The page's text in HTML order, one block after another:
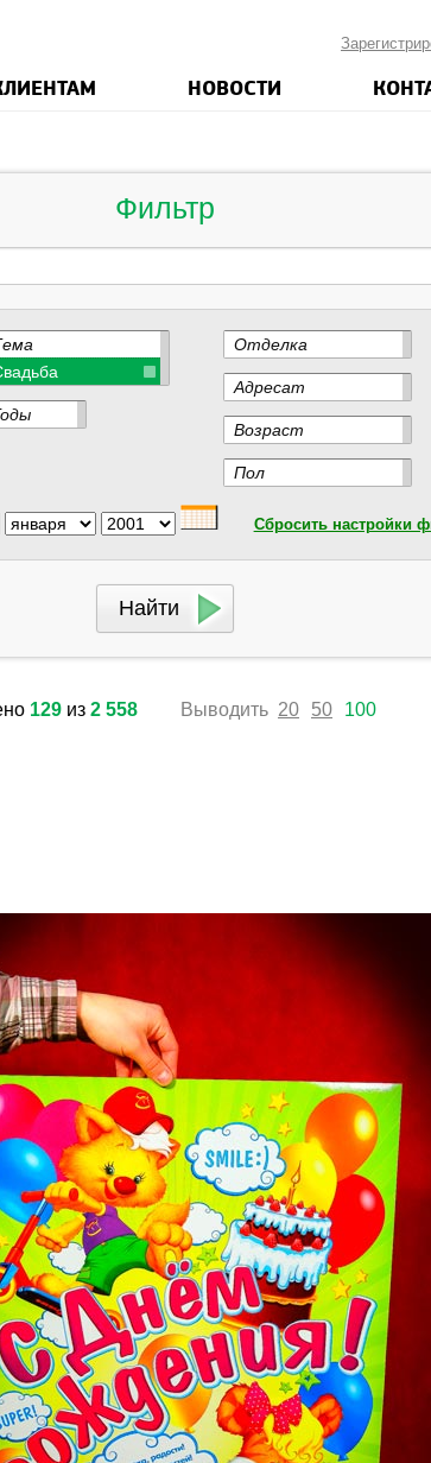
НОВОСТИ
Фильтр
Отделка
Адресат
Возраст
Пол
Сбросить настройки
129 из 2 558 Выводить 20 50 100